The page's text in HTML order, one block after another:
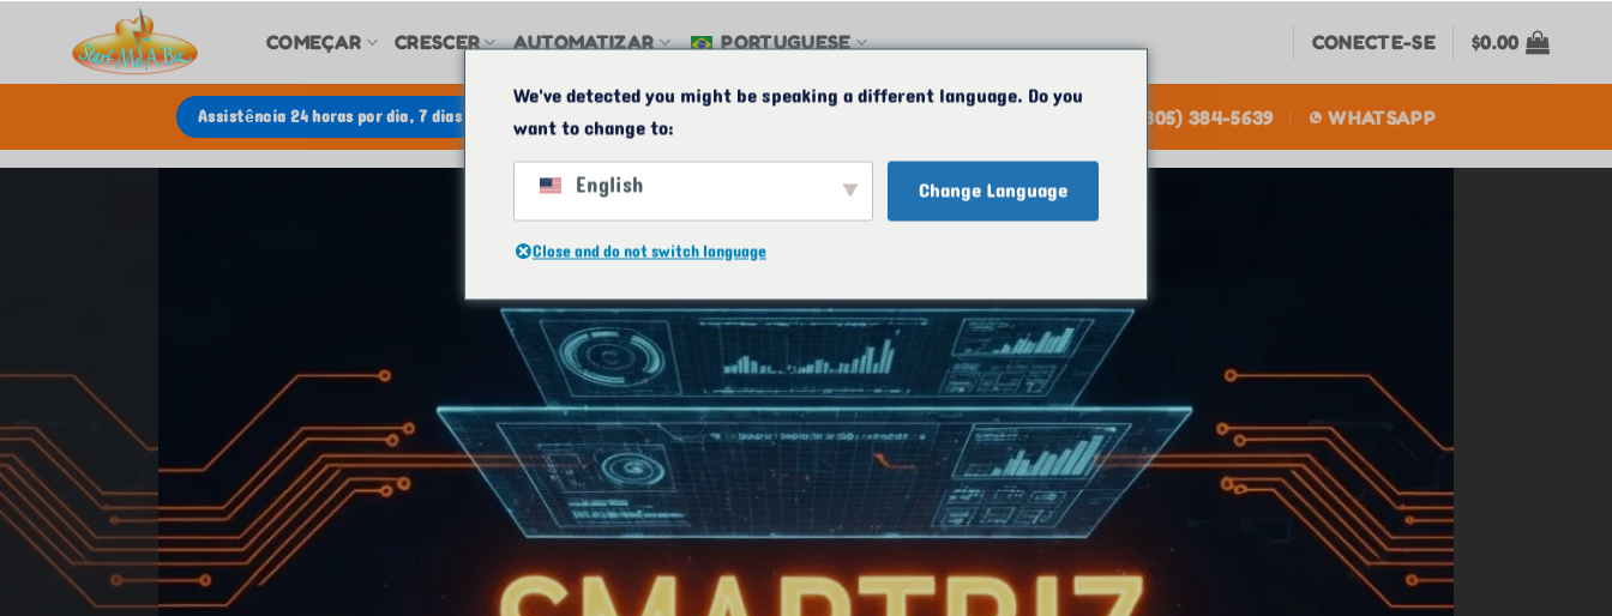
o
COMEÇAR CRESCER AUTOMATIZAR PORTUGUESE CONECTE-SE $0.00
Assistência 24 horas por dia, 7 dias por semana | Solicite um orçamento +1(305) 384-5639 WHATSAPP
We've detected you might be speaking a different language. Do you
want to change to:
English Change Language
Close and do not switch language